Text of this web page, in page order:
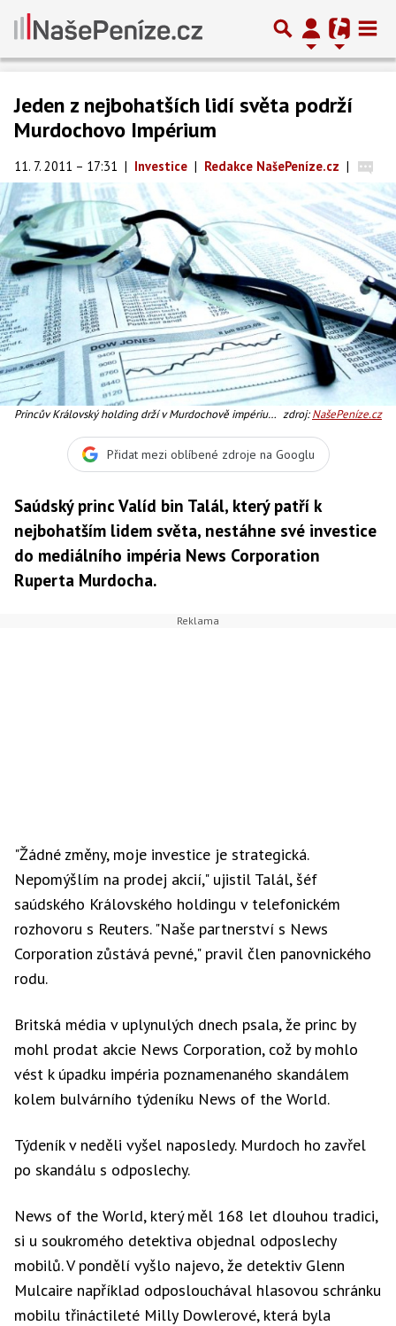
Jeden z nejbohatších lidí světa podrží
Murdochovo Impérium
11. 7. 2011 – 17:31 | Investice | Redakce NašePeníze.cz |
Princův Královský holding drží v Murdochově impériu
zdroj:NašePeníze.cz
Přidat mezi oblíbené zdroje na Googlu
Saúdský princ Valíd bin Talál, který patří k
nejbohatším lidem světa, nestáhne své investice
do mediálního impéria News Corporation
Ruperta Murdocha.
"Žádné změny, moje investice je strategická.
Nepomýšlím na prodej akcií," ujistil Talál, šéf
saúdského Královského holdingu v telefonickém
rozhovoru s Reuters. "Naše partnerství s News
Corporation zůstává pevné," pravil člen panovnického
rodu.
Britská média v uplynulých dnech psala, že princ by
mohl prodat akcie News Corporation, což by mohlo
vést k úpadku impéria poznamenaného skandálem
kolem bulvárního týdeníku News of the World.
Týdeník v neděli vyšel naposledy. Murdoch ho zavřel
po skandálu s odposlechy.
News of the World, který měl 168 let dlouhou tradici,
si u soukromého detektiva objednal odposlechy
mobilů. V pondělí vyšlo najevo, že detektiv Glenn
Mulcaire například odposlouchával hlasovou schránku
mobilu třináctileté Milly Dowlerové, která byla